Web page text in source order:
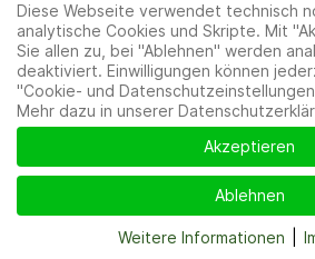
Diese Webseite verwendet technisch
analytische Cookies und Skripte. Mit
Sie allen zu, bei "Ablehnen" werden
deaktiviert. Einwilligungen können
"Cookie- und
Mehr dazu in unserer
Akzeptieren
Ablehnen
Weitere Informationen